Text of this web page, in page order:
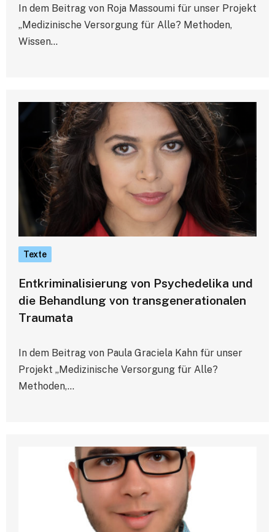
In dem Beitrag von Roja Massoumi für unser Projekt
„Medizinische Versorgung für Alle? Methoden,
Wissen…
Texte
Entkriminalisierung von Psychedelika und
die Behandlung von transgenerationalen
Traumata
In dem Beitrag von Paula Graciela Kahn für unser
Projekt „Medizinische Versorgung für Alle?
Methoden,…